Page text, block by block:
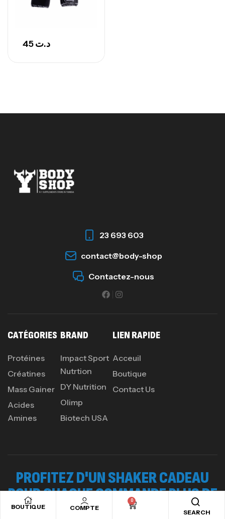
د.ت
BOUTIQUE COMPTE
0
SEARCH
23 693 603
contact@body-shop
Contactez-nous
CATÉGORIES
Protéines
Créatines
Mass Gainer
Acides
Amines
BRAND
Impact Sport
Nutrtion
DY Nutrition
Olimp
Biotech USA
LIEN RAPIDE
Acceuil
Boutique
Contact Us
PROFITEZ D'UN SHAKER CADEAU
POUR CHAQUE COMMANDE PLUS DE
120DT